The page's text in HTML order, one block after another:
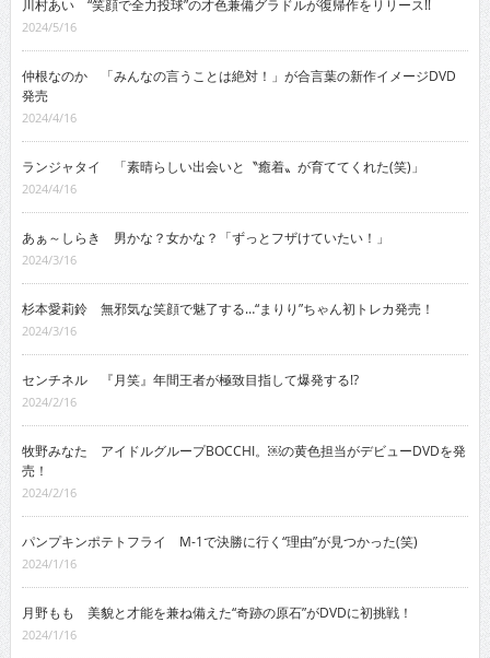
川村あい “笑顔で全力投球”の才色兼備グラドルが復帰作をリリース!!
2024/5/16
仲根なのか 「みんなの言うことは絶対！」が合言葉の新作イメージDVD
発売
2024/4/16
ランジャタイ 「素晴らしい出会いと〝癒着〟が育ててくれた(笑)」
2024/4/16
あぁ～しらき 男かな？女かな？「ずっとフザけていたい！」
2024/3/16
杉本愛莉鈴 無邪気な笑顔で魅了する…“まりり”ちゃん初トレカ発売！
2024/3/16
センチネル 『月笑』年間王者が極致目指して爆発する!?
2024/2/16
牧野みなた アイドルグループBOCCHI。￼の黄色担当がデビューDVDを発
売！
2024/2/16
パンプキンポテトフライ M-1で決勝に行く“理由”が見つかった(笑)
2024/1/16
月野もも 美貌と才能を兼ね備えた“奇跡の原石”がDVDに初挑戦！
2024/1/16